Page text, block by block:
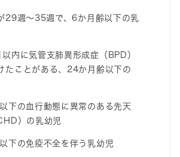
29週〜35週で、6か月齢以下の乳
内に気管支肺異形成症（BPD）
たことがある、24か月齢以下の
下の血行動態に異常のある先天
）の乳幼児
下の免疫不全を伴う乳幼児